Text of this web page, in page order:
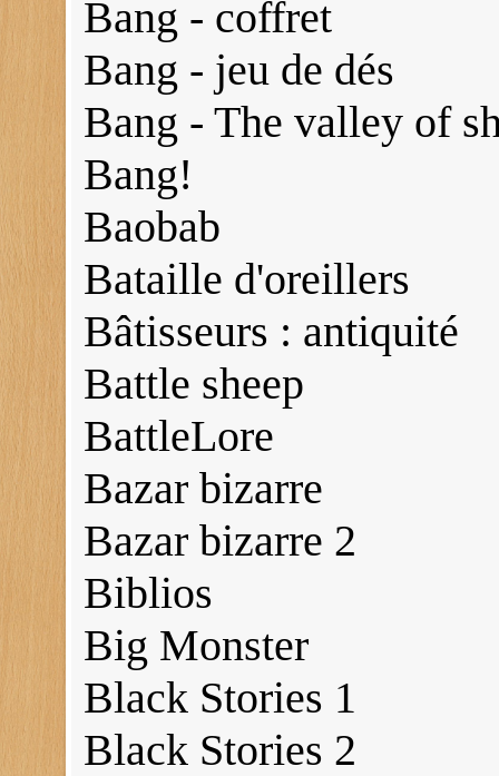
Bang - coffret
Bang - jeu de dés
Bang - The valley of
Bang!
Baobab
Bataille d'oreillers
Bâtisseurs : antiquité
Battle sheep
BattleLore
Bazar bizarre
Bazar bizarre 2
Biblios
Big Monster
Black Stories 1
Black Stories 2